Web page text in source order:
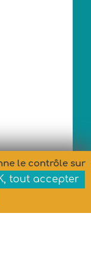
le contrôle sur
tout accepter